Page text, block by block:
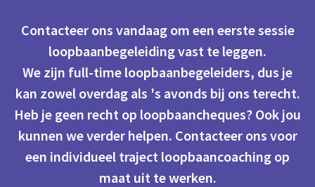
Contacteer ons vandaag om een eerste sessie
loopbaanbegeleiding vast te leggen.
We zijn full-time loopbaanbegeleiders, dus je
kan zowel overdag als 's avonds bij ons terecht.
Heb je geen recht op loopbaancheques? Ook jou
kunnen we verder helpen. Contacteer ons voor
een individueel traject loopbaancoaching op
maat uit te werken.